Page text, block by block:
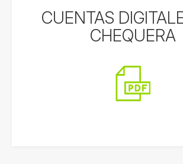
CUENTAS
CHEQUERA